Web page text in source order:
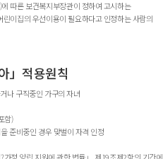
따른 보건복지부장관이 정하여 고시하는
이집의 우선이용이 필요하다고 인정하는 사람의
」적용원칙
나 구직중인 가구의 자녀
함)
준비중인 경우 맞벌이 자격 인정